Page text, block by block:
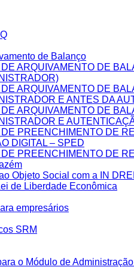
de Balanço
ARQUIVAMENTO DE
ARQUIVAMENTO DE
E ANTES DA
ARQUIVAMENTO DE
E
PREENCHIMENTO DE
DIGITAL – SPED
PREENCHIMENTO DE
Objeto Social com a IN
de Liberdade Econômica
empresários
SRM
o Módulo de